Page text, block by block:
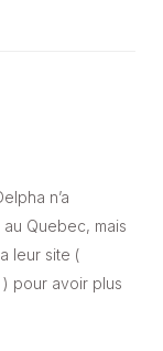
n’a
Quebec, mais
leur site (
) pour avoir plus